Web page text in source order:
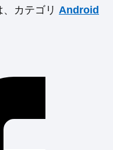
カテゴリ Android